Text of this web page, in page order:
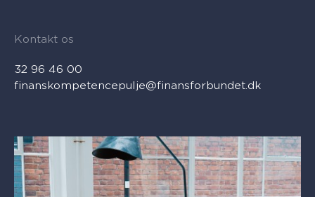
Kontakt os
32 96 46 00
finanskompetencepulje@finansforbundet.dk